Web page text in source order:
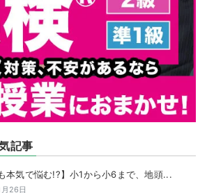
記事
本気で悩む!?】小1から小6まで、地頭...
26日